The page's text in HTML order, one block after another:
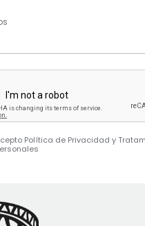
Política de Privacidad y